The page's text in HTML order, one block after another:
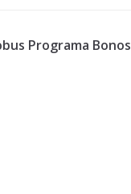
Programa Bonos